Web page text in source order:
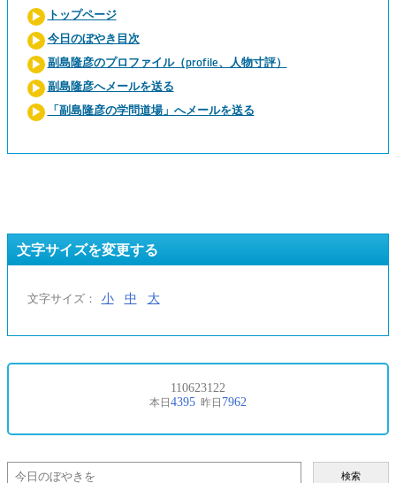
トップページ
今日のぼやき目次
副島隆彦のプロファイル（profile、人物寸評）
副島隆彦へメールを送る
「副島隆彦の学問道場」へメールを送る
文字サイズを変更する
文字サイズ： 小 中 大
検索